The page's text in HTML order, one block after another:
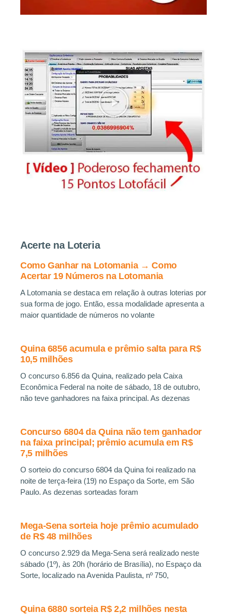
Acerte na Loteria
Como Ganhar na Lotomania → Como
Acertar 19 Números na Lotomania
A Lotomania se destaca em relação à outras loterias por
sua forma de jogo. Então, essa modalidade apresenta a
maior quantidade de números no volante
Quina 6856 acumula e prêmio salta para R$
10,5 milhões
O concurso 6.856 da Quina, realizado pela Caixa
Econômica Federal na noite de sábado, 18 de outubro,
não teve ganhadores na faixa principal. As dezenas
Concurso 6804 da Quina não tem ganhador
na faixa principal; prêmio acumula em R$
7,5 milhões
O sorteio do concurso 6804 da Quina foi realizado na
noite de terça-feira (19) no Espaço da Sorte, em São
Paulo. As dezenas sorteadas foram
Mega-Sena sorteia hoje prêmio acumulado
de R$ 48 milhões
O concurso 2.929 da Mega-Sena será realizado neste
sábado (1º), às 20h (horário de Brasília), no Espaço da
Sorte, localizado na Avenida Paulista, nº 750,
Quina 6880 sorteia R$ 2,2 milhões nesta